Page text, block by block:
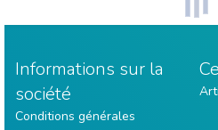
Informations sur la
société
Conditions générales